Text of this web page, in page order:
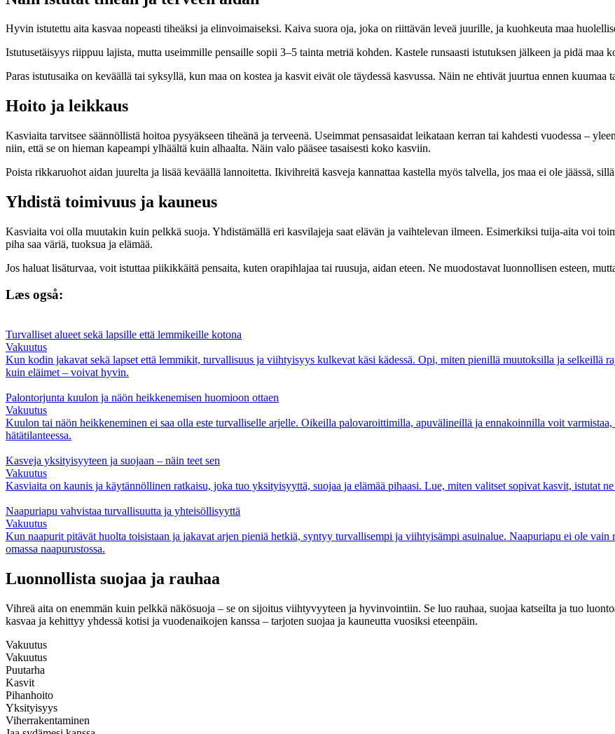
Hyvin istutettu aita kasvaa nopeasti tiheäksi ja elinvoimaiseksi. Kaiva suora oja, joka on riittävän leveä juurille, ja kuohkeuta maa
Istutusetäisyys riippuu lajista, mutta useimmille pensaille sopii 3–5 tainta metriä kohden. Kastele runsaasti istutuksen jälkeen ja pidä maa
Paras istutusaika on keväällä tai syksyllä, kun maa on kostea ja kasvit eivät ole täydessä kasvussa. Näin ne ehtivät juurtua ennen kuumaa
Hoito ja leikkaus
Kasviaita tarvitsee säännöllistä hoitoa pysyäkseen tiheänä ja terveenä. Useimmat pensasaidat leikataan kerran tai kahdesti vuodessa –
niin, että se on hieman kapeampi ylhäältä kuin alhaalta. Näin valo pääsee tasaisesti koko kasviin.
Poista rikkaruohot aidan juurelta ja lisää keväällä lannoitetta. Ikivihreitä kasveja kannattaa kastella myös talvella, jos maa ei ole jäässä,
Yhdistä toimivuus ja kauneus
Kasviaita voi olla muutakin kuin pelkkä suoja. Yhdistämällä eri kasvilajeja saat elävän ja vaihtelevan ilmeen. Esimerkiksi tuija-aita voi
piha saa väriä, tuoksua ja elämää.
Jos haluat lisäturvaa, voit istuttaa piikikkäitä pensaita, kuten orapihlajaa tai ruusuja, aidan eteen. Ne muodostavat luonnollisen esteen,
Læs også:
Turvalliset alueet sekä lapsille että lemmikeille kotona
Vakuutus
Kun kodin jakavat sekä lapset että lemmikit, turvallisuus ja viihtyisyys kulkevat käsi kädessä. Opi, miten pienillä muutoksilla ja selkeillä
kuin eläimet – voivat hyvin.
Palontorjunta kuulon ja näön heikkenemisen huomioon ottaen
Vakuutus
Kuulon tai näön heikkeneminen ei saa olla este turvalliselle arjelle. Oikeilla palovaroittimilla, apuvälineillä ja ennakoinnilla voit
hätätilanteessa.
Kasveja yksityisyyteen ja suojaan – näin teet sen
Vakuutus
Kasviaita on kaunis ja käytännöllinen ratkaisu, joka tuo yksityisyyttä, suojaa ja elämää pihaasi. Lue, miten valitset sopivat kasvit, istutat
Naapuriapu vahvistaa turvallisuutta ja yhteisöllisyyttä
Vakuutus
Kun naapurit pitävät huolta toisistaan ja jakavat arjen pieniä hetkiä, syntyy turvallisempi ja viihtyisämpi asuinalue. Naapuriapu ei ole vain
omassa naapurustossa.
Luonnollista suojaa ja rauhaa
Vihreä aita on enemmän kuin pelkkä näkösuoja – se on sijoitus viihtyvyyteen ja hyvinvointiin. Se luo rauhaa, suojaa katseilta ja tuo
kasvaa ja kehittyy yhdessä kotisi ja vuodenaikojen kanssa – tarjoten suojaa ja kauneutta vuosiksi eteenpäin.
Vakuutus
Vakuutus
Puutarha
Kasvit
Pihanhoito
Yksityisyys
Viherrakentaminen